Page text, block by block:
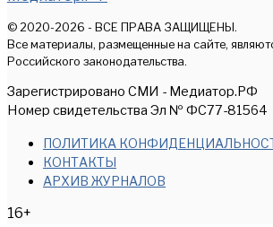
© 2020-2026 - ВСЕ ПРАВА ЗАЩИЩЕНЫ.
Все материалы, размещенные на сайте,
Российского законодательства.
Зарегистрировано СМИ - Медиатор.РФ
Номер свидетельства Эл № ФС77-81564
ПОЛИТИКА
КОНТАКТЫ
АРХИВ ЖУРНАЛОВ
16+